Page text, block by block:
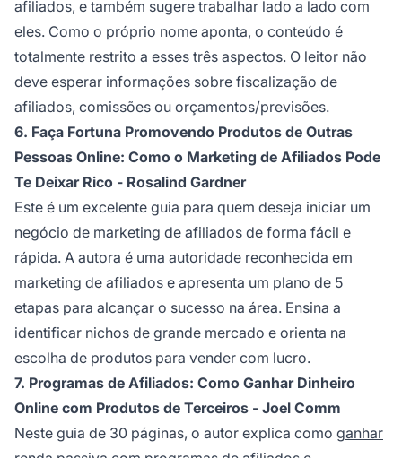
afiliados, e também sugere trabalhar lado a lado com
eles. Como o próprio nome aponta, o conteúdo é
totalmente restrito a esses três aspectos. O leitor não
deve esperar informações sobre fiscalização de
afiliados, comissões ou orçamentos/previsões.
6. Faça Fortuna Promovendo Produtos de Outras
Pessoas Online: Como o Marketing de Afiliados Pode
Te Deixar Rico - Rosalind Gardner
Este é um excelente guia para quem deseja iniciar um
negócio de marketing de afiliados de forma fácil e
rápida. A autora é uma autoridade reconhecida em
marketing de afiliados e apresenta um plano de 5
etapas para alcançar o sucesso na área. Ensina a
identificar nichos de grande mercado e orienta na
escolha de produtos para vender com lucro.
7. Programas de Afiliados: Como Ganhar Dinheiro
Online com Produtos de Terceiros - Joel Comm
Neste guia de 30 páginas, o autor explica como ganhar